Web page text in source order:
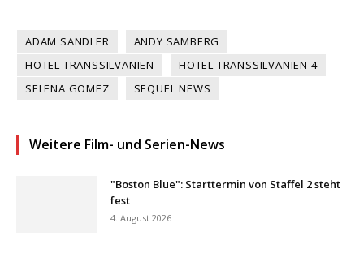
ADAM SANDLER
ANDY SAMBERG
HOTEL TRANSSILVANIEN
HOTEL TRANSSILVANIEN 4
SELENA GOMEZ
SEQUEL NEWS
Weitere Film- und Serien-News
"Boston Blue": Starttermin von Staffel 2 steht
fest
4. August 2026